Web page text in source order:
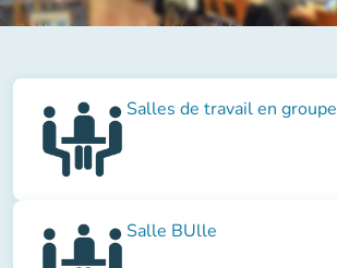
Salles de travail en groupe
Salle BUlle